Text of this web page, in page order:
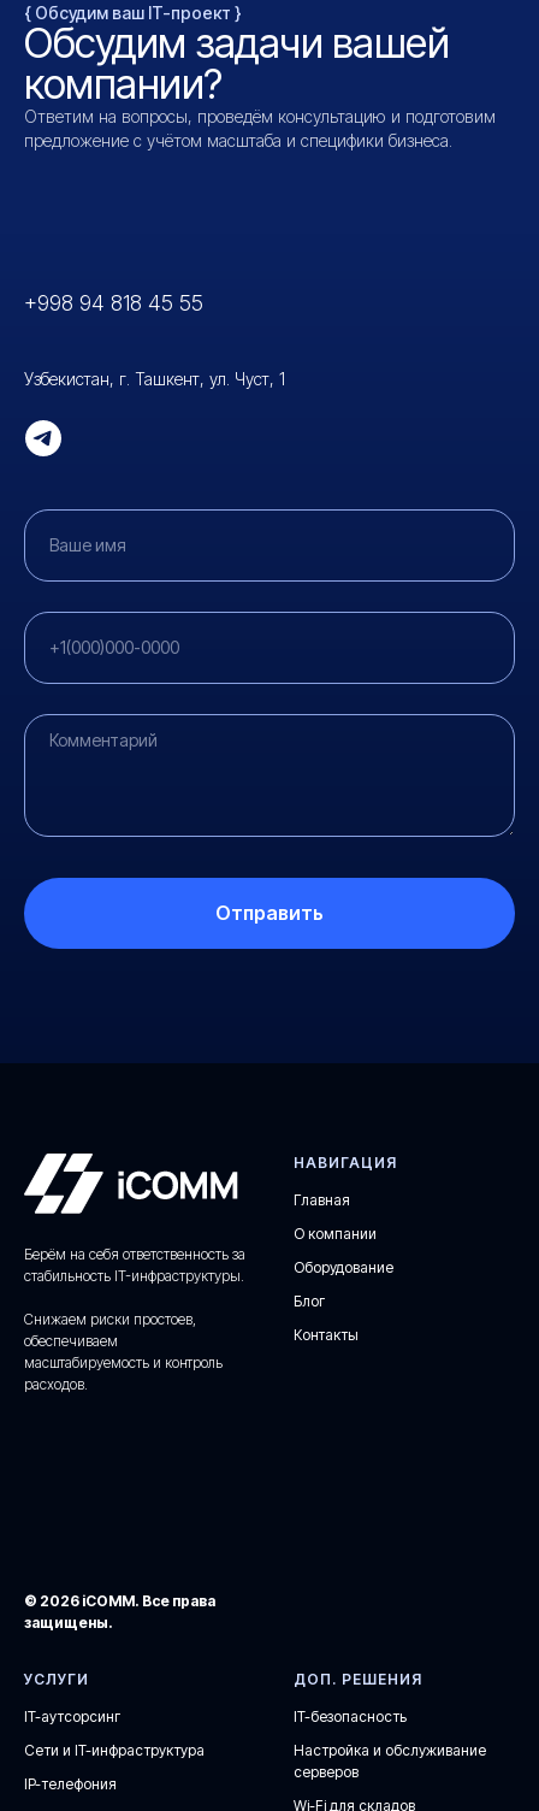
{ Обсудим ваш IT-проект }
Обсудим задачи вашей
компании?
Ответим на вопросы, проведём консультацию и подготовим
предложение с учётом масштаба и специфики бизнеса.
+998 94 818 45 55
Узбекистан, г. Ташкент, ул. Чуст, 1
Отправить
Берём на себя ответственность за
стабильность IT-инфраструктуры.
Снижаем риски простоев,
обеспечиваем
масштабируемость и контроль
расходов.
© 2026 iCOMM. Все права
защищены.
НАВИГАЦИЯ
Главная
О компании
Оборудование
Блог
Контакты
УСЛУГИ
IT-аутсорсинг
Сети и IT-инфраструктура
IP-телефония
ДОП. РЕШЕНИЯ
IT-безопасность
Настройка и обслуживание
серверов
Wi-Fi для складов